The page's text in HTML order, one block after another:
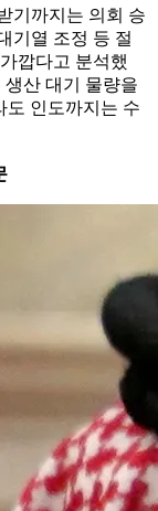
기까지는 의회 승
기열 조정 등 절
깝다고 분석했
생산 대기 물량을
도 인도까지는 수